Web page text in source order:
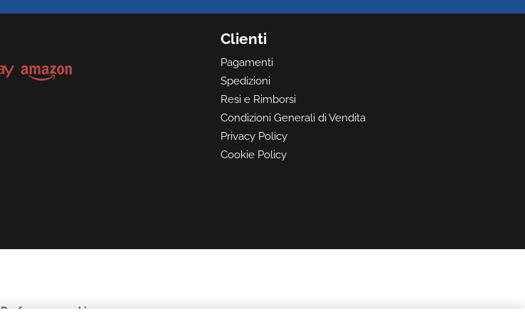
Clienti
Pagamenti
Spedizioni
Resi e Rimborsi
Condizioni Generali di Vendita
Privacy Policy
Cookie Policy
Preferenze cookie